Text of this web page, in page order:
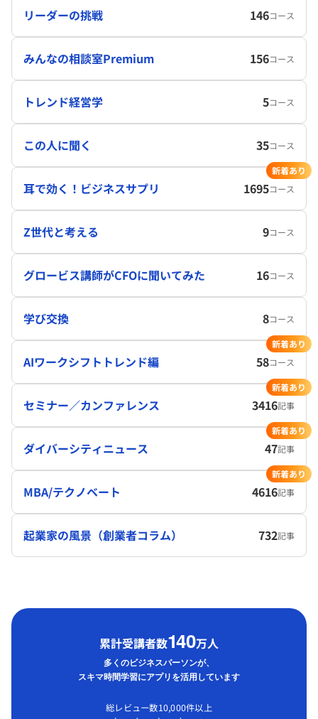
リーダーの挑戦 146コース
みんなの相談室Premium 156コース
トレンド経営学 5コース
この人に聞く 35コース
耳で効く！ビジネスサプリ 1695コース
新着あり
Z世代と考える 9コース
グロービス講師がCFOに聞いてみた 16コース
学び交換 8コース
AIワークシフトトレンド編 58コース
新着あり
セミナー／カンファレンス 3416記事
新着あり
ダイバーシティニュース 47記事
新着あり
MBA/テクノベート 4616記事
新着あり
起業家の風景（創業者コラム） 732記事
累計受講者数140万人
多くのビジネスパーソンが、
スキマ時間学習にアプリを活用しています
総レビュー数10,000件以上